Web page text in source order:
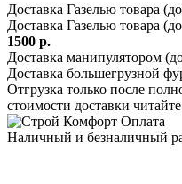
Доставка Газелью товара
Доставка Газелью товара
1500 р.
Доставка манипулятором
Доставка большегрузной
Отгрузка только после
стоимости доставки
Оплата
Наличный и безналичный